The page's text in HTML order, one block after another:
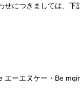
につきましては、下
ーエヌケー・Be